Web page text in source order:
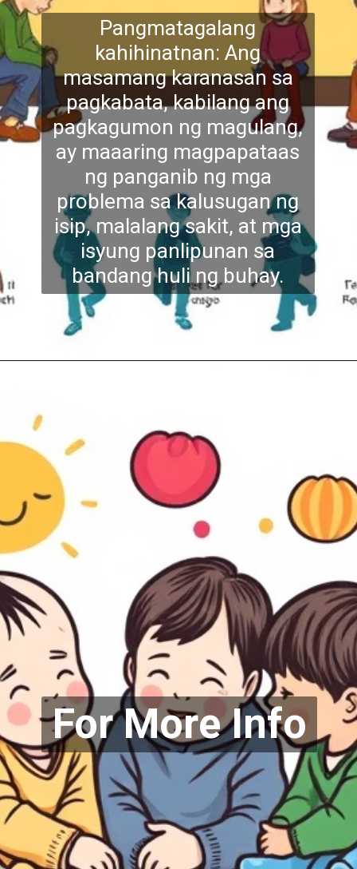
Pangmatagalang
kahihinatnan: Ang
masamang karanasan sa
pagkabata, kabilang ang
pagkagumon ng magulang,
ay maaaring magpapataas
ng panganib ng mga
problema sa kalusugan ng
isip, malalang sakit, at mga
isyung panlipunan sa
bandang huli ng buhay.
For More Info